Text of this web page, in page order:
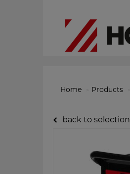
Home Products
back to selection